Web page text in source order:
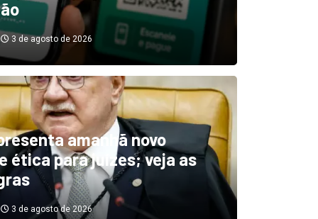
indica El Niño
diminuindo chuvas e
secas de rios
3 de agosto de 2026
3 de agosto de 2026
amanhã novo
ética para juízes; veja as
3 de agosto de 2026